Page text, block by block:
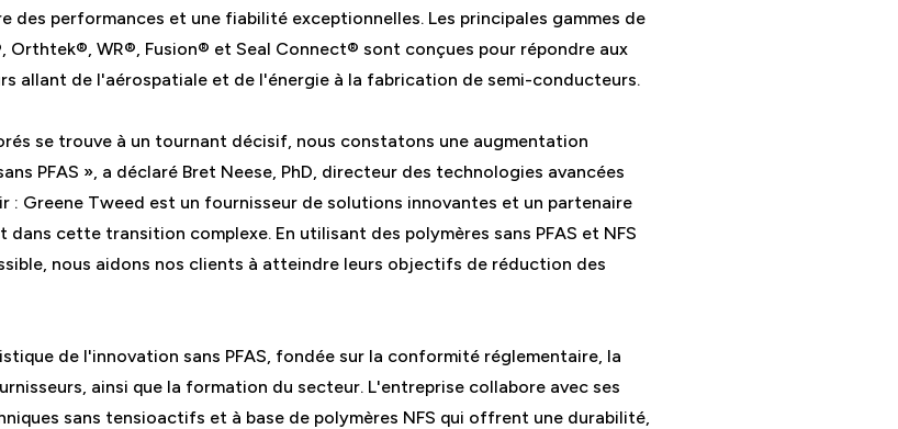
performances et une fiabilité exceptionnelles. Les principales gammes de
Orthtek®, WR®, Fusion® et Seal Connect® sont conçues pour répondre aux
allant de l'aérospatiale et de l'énergie à la fabrication de semi-conducteurs.
se trouve à un tournant décisif, nous constatons une augmentation
PFAS », a déclaré Bret Neese, PhD, directeur des technologies avancées
: Greene Tweed est un fournisseur de solutions innovantes et un partenaire
cette transition complexe. En utilisant des polymères sans PFAS et NFS
nous aidons nos clients à atteindre leurs objectifs de réduction des
de l'innovation sans PFAS, fondée sur la conformité réglementaire, la
ainsi que la formation du secteur. L'entreprise collabore avec ses
sans tensioactifs et à base de polymères NFS qui offrent une durabilité,